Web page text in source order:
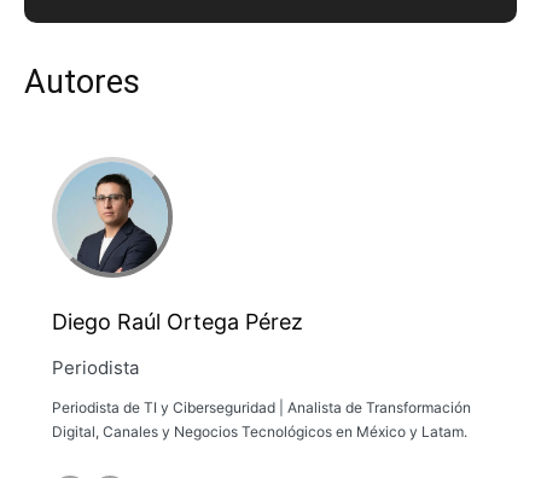
Autores
Diego Raúl Ortega Pérez
Periodista
Periodista de TI y Ciberseguridad | Analista de Transformación
Digital, Canales y Negocios Tecnológicos en México y Latam.